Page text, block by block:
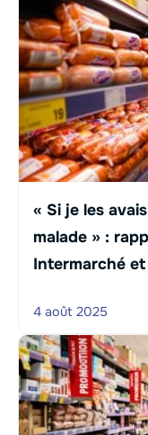
« Si je les
malade » :
Intermarché
4 août 2025